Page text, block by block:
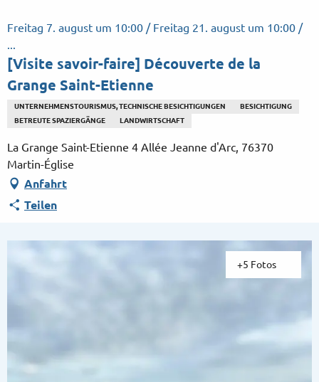
au
principal
Freitag 7. august um 10:00 / Freitag 21. august um 10:00 /
...
[Visite savoir-faire] Découverte de la
Grange Saint-Etienne
UNTERNEHMENSTOURISMUS, TECHNISCHE BESICHTIGUNGEN
BESICHTIGUNG
BETREUTE SPAZIERGÄNGE
LANDWIRTSCHAFT
La Grange Saint-Etienne 4 Allée Jeanne d'Arc, 76370
Martin-Église
Anfahrt
Teilen
+5 Fotos